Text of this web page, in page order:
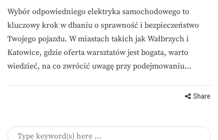
Wybór odpowiedniego elektryka samochodowego to
kluczowy krok w dbaniu o sprawność i bezpieczeństwo
Twojego pojazdu. W miastach takich jak Wałbrzych i
Katowice, gdzie oferta warsztatów jest bogata, warto
wiedzieć, na co zwrócić uwagę przy podejmowaniu…
Share